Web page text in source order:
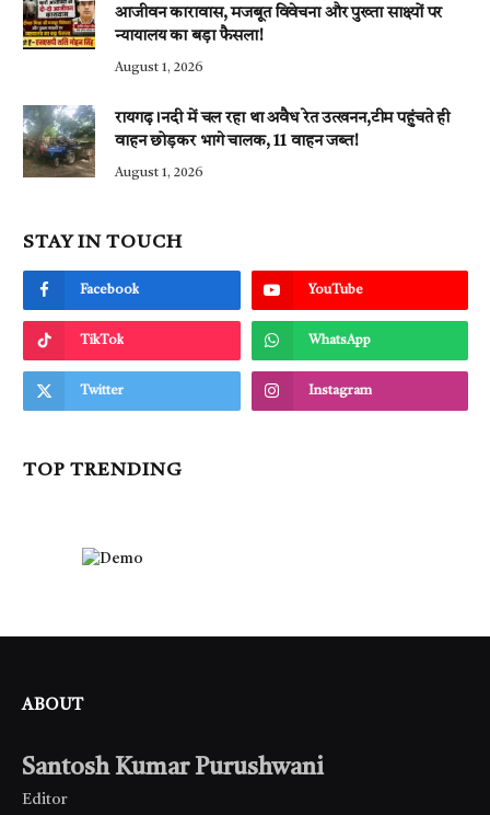
आजीवन कारावास, मजबूत विवेचना और पुख्ता साक्ष्यों पर
न्यायालय का बड़ा फैसला!
August 1, 2026
रायगढ़।नदी में चल रहा था अवैध रेत उत्खनन,टीम पहुंचते ही
वाहन छोड़कर भागे चालक, 11 वाहन जब्त!
August 1, 2026
STAY IN TOUCH
Facebook YouTube
TikTok WhatsApp
Twitter Instagram
TOP TRENDING
ABOUT
Santosh Kumar Purushwani
Editor